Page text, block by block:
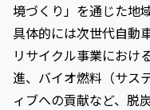
境づくり」を通じた地
具体的には次世代自動
リサイクル事業におけ
進、バイオ燃料（サス
ィブへの貢献など、脱